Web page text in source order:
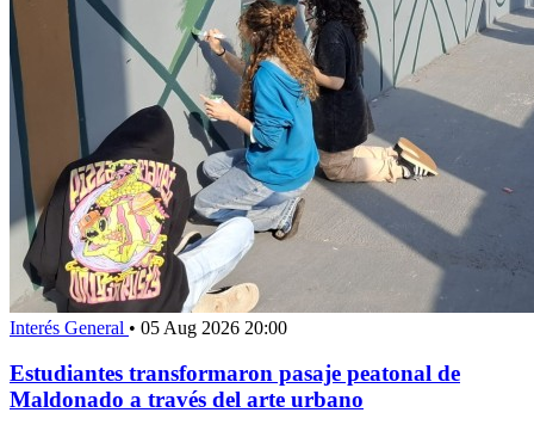
Interés General • 05 Aug 2026 20:00
Estudiantes transformaron pasaje peatonal de
Maldonado a través del arte urbano